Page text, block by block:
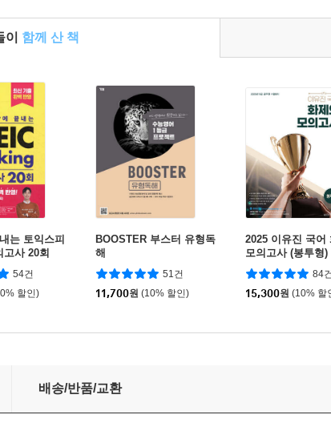
이 함께 산 책
는 토익스피
사 20회
54건
할인)
BOOSTER 부스터 유형독
해
51건
11,700원 (10% 할인)
2025 이유진 국어
모의고사 (봉투형)
84건
15,300원 (10% 할
배송/반품/교환